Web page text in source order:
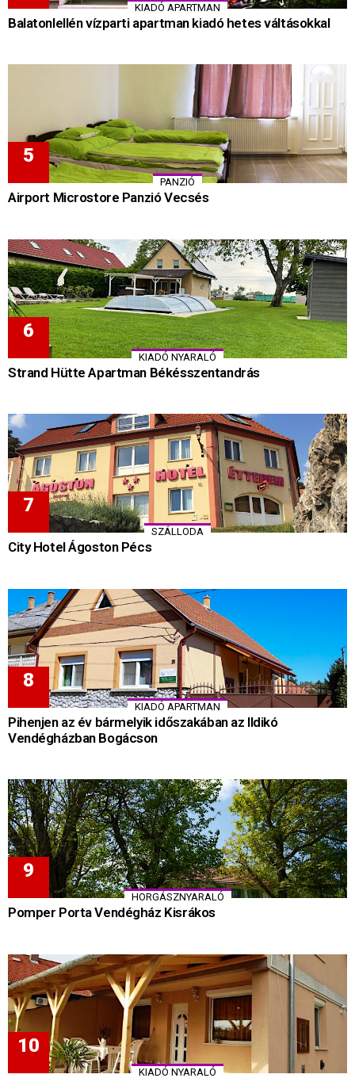
KIADÓ APARTMAN
Balatonlellén vízparti apartman kiadó hetes váltásokkal
PANZIÓ
Airport Microstore Panzió Vecsés
KIADÓ NYARALÓ
Strand Hütte Apartman Békésszentandrás
SZÁLLODA
City Hotel Ágoston Pécs
KIADÓ APARTMAN
Pihenjen az év bármelyik időszakában az Ildikó
Vendégházban Bogácson
HORGÁSZNYARALÓ
Pomper Porta Vendégház Kisrákos
KIADÓ NYARALÓ